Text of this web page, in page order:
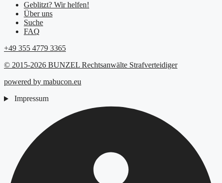
Geblitzt? Wir helfen!
Über uns
Suche
FAQ
+49 355 4779 3365
© 2015-2026 BUNZEL Rechtsanwälte Strafverteidiger
powered by mabucon.eu
Impressum